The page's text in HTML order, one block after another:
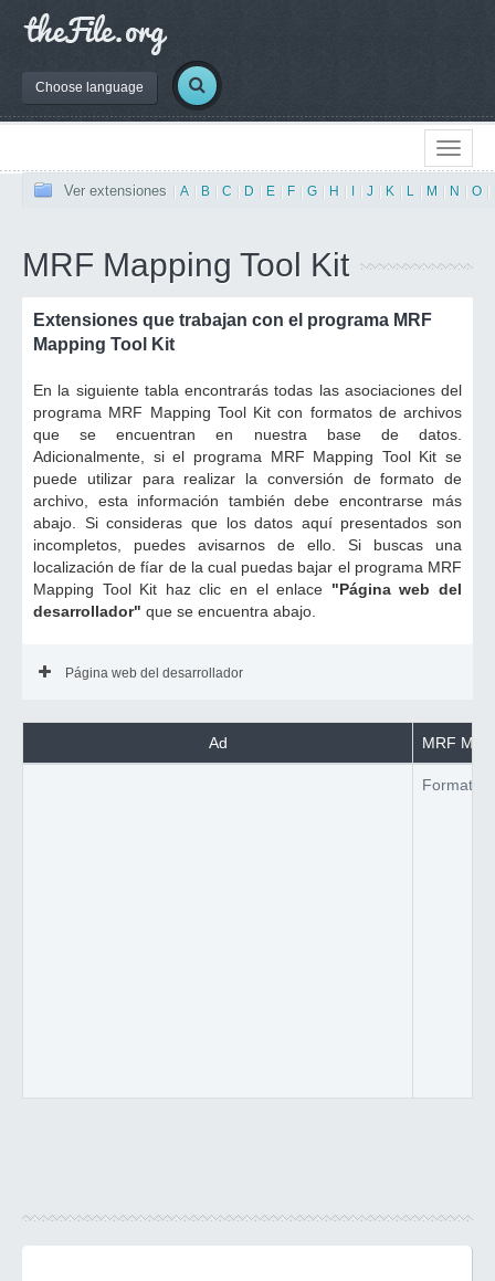
Choose language
Ver extensiones A B C D E F G H J K L M N O
MRF Mapping Tool Kit
Extensiones que trabajan con el programa MRF
Mapping Tool Kit
En la siguiente tabla encontrarás todas las asociaciones del
programa MRF Mapping Tool Kit con formatos de archivos
que se encuentran en nuestra base de datos.
Adicionalmente, si el programa MRF Mapping Tool Kit se
puede utilizar para realizar la conversión de formato de
archivo, esta información también debe encontrarse más
abajo. Si consideras que los datos aquí presentados son
incompletos, puedes avisarnos de ello. Si buscas una
localización de fíar de la cual puedas bajar el programa MRF
Mapping Tool Kit haz clic en el enlace "Página web del
desarrollador" que se encuentra abajo.
Página web del desarrollador
Ad MRF
Formato